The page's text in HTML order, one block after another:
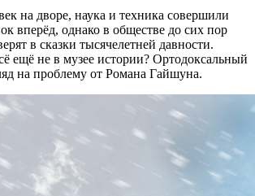
на дворе, наука и техника совершили
вперёд, однако в обществе до сих пор
в сказки тысячелетней давности.
ещё не в музее истории? Ортодоксальный
на проблему от Романа Гайшуна.